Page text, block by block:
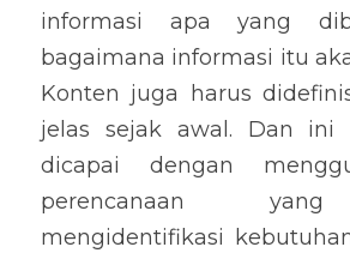
informasi apa yang
bagaimana informasi itu
Konten juga harus
jelas sejak awal. Dan ini
dicapai dengan
perencanaan
mengidentifikasi